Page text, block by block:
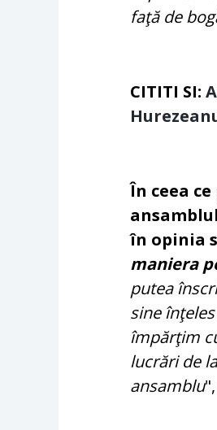
faţă de
CITITI SI:
În ceea
în opinia
maniera
putea
sine
împărţim
lucrări de
ansamblu